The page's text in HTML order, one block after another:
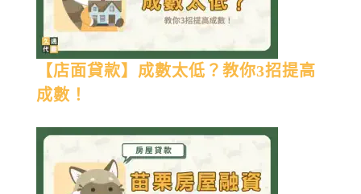
【店面貸款】成數太低？教你3招提高
成數！